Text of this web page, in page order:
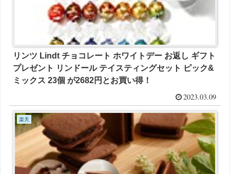
リンツ Lindt チョコレート ホワイトデー お返し ギフト
プレゼント リンドール テイスティングセット ピック&
ミックス 23個 が2682円とお買い得！
2023.03.09
楽天